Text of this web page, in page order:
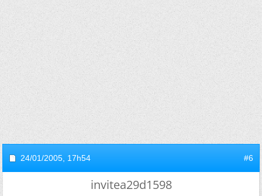
24/01/2005, 17h54 #6
invitea29d1598